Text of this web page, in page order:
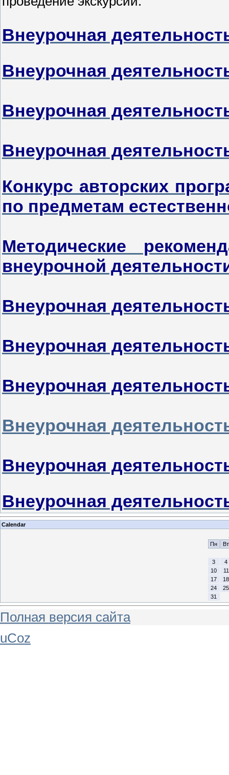
Внеурочная
Внеурочная
Внеурочная
Внеурочная
Конкурс авторских
по предметам
Методические
внеурочной
Внеурочная
Внеурочная
Внеурочная
Внеурочная
Внеурочная
Внеурочная
Calendar
Пн
Вт
3
4
10
11
17
18
24
25
31
Полная версия сайта
uCoz